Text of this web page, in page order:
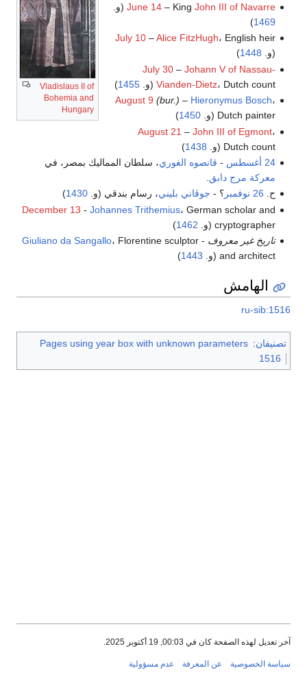
Vladislaus II of
Bohemia and
Hungary
June 14– King John III of Navarre
(و.
1469
)
July 10–Alice FitzHugh، English heir
(و. 1448
)
July 30– Johann V of Nassau-
Vianden-Dietz، Dutch count (و. 1455
)
August 9 (bur.) – Hieronymus Bosch،
Dutch painter (و.
1450
)
August 21 – John III of Egmont،
Dutch count (و.
1438
)
24 أغسطس
- قانصوه الغوري، سلطان المماليك بمصر، في
معركة مرج دابق
ح. 26 نوفمبر ؟ - جوڤاني بليني، رسام بندقي (و.1430
)
December 13 - Johannes Trithemius، German scholar and
cryptographer (و.
1462
)
تاريخ غير معروف -
Giuliano da Sangallo، Florentine sculptor
and architect (و.
1443
)
الهامش
ru-sib:1516
تصنيفان:
Pages using year box with unknown parameters
1516
آخر تعديل لهذه الصفحة كان في 00:03, 19 أكتوبر 2025.
سياسة الخصوصية عن المعرفة عدم مسؤولية